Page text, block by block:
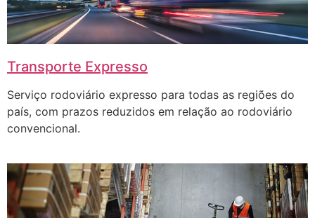
Transporte Expresso
Serviço rodoviário expresso para todas as regiões do
país, com prazos reduzidos em relação ao rodoviário
convencional.